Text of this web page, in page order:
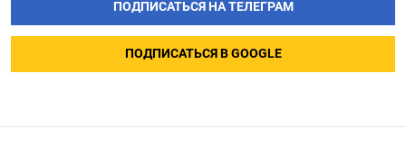
ПОДПИСАТЬСЯ НА ТЕЛЕГРАМ
ПОДПИСАТЬСЯ В GOOGLE